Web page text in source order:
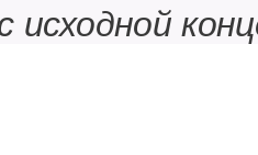
исходной